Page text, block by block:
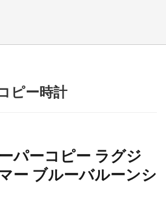
ピー時計
パーコピー ラグジ
ー ブルーバルーンシ